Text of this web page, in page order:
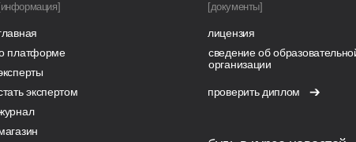
полностью
красоты я с самого
с 7 лет принимала
талантов и моделинга.
в этой красивой...
Оксана
[информация]
экспертом
платформе
лицензия
сведение об
организации
[документы]
проверить диплом